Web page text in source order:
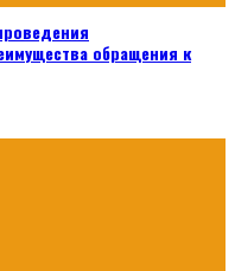
обращения к